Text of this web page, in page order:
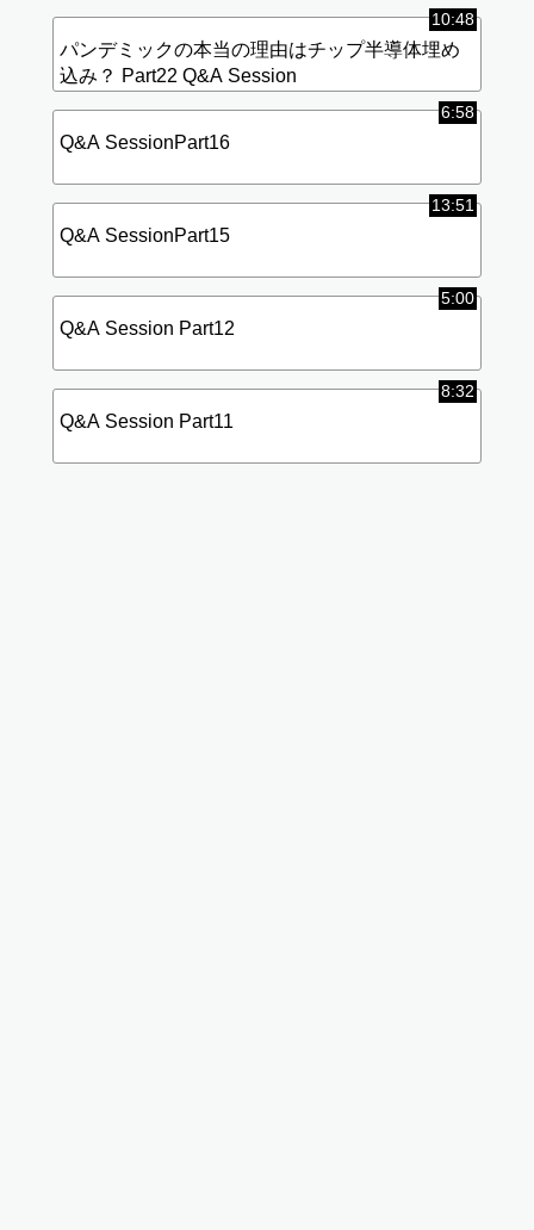
10:48
パンデミックの本当の理由はチップ半導体埋め
込み？ Part22 Q&A Session
6:58
Q&A SessionPart16
13:51
Q&A SessionPart15
5:00
Q&A Session Part12
8:32
Q&A Session Part11